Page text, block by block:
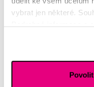
vybrat jen některé.